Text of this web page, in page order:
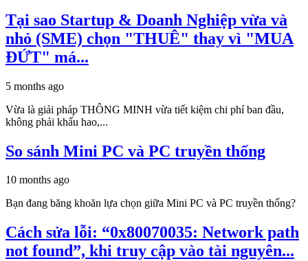
Tại sao Startup & Doanh Nghiệp vừa và
nhỏ (SME) chọn "THUÊ" thay vì "MUA
ĐỨT" má...
5 months ago
Vừa là giải pháp THÔNG MINH vừa tiết kiệm chi phí ban đầu,
không phải khấu hao,...
So sánh Mini PC và PC truyền thống
10 months ago
Bạn đang băng khoăn lựa chọn giữa Mini PC và PC truyền thống?
Cách sửa lỗi: “0x80070035: Network path
not found”, khi truy cập vào tài nguyên...